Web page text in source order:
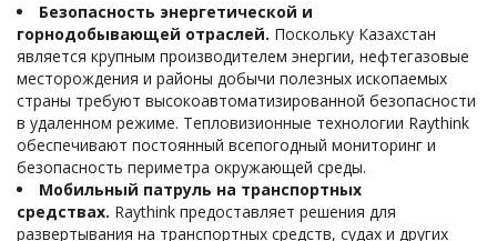
Безопасность энергетической и
горнодобывающей отраслей. Поскольку Казахстан
является крупным производителем энергии, нефтегазовые
месторождения и районы добычи полезных ископаемых
страны требуют высокоавтоматизированной безопасности
в удаленном режиме. Тепловизионные технологии Raythink
обеспечивают постоянный всепогодный мониторинг и
безопасность периметра окружающей среды.
Мобильный патруль на транспортных
средствах. Raythink предоставляет решения для
развертывания на транспортных средств, судах и других